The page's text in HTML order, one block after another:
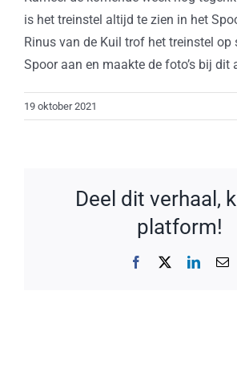
is het treinstel altijd te zien in het
Rinus van de Kuil trof het treinstel
Spoor aan en maakte de foto’s bij dit
19 oktober 2021
Deel dit verhaal,
platform!
Facebook
E-